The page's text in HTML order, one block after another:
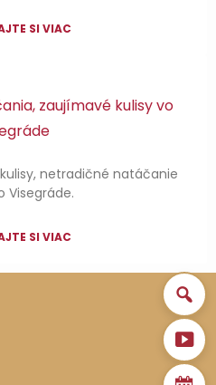
SI VIAC
zaujímavé kulisy vo
netradičné natáčanie
Visegráde.
SI VIAC